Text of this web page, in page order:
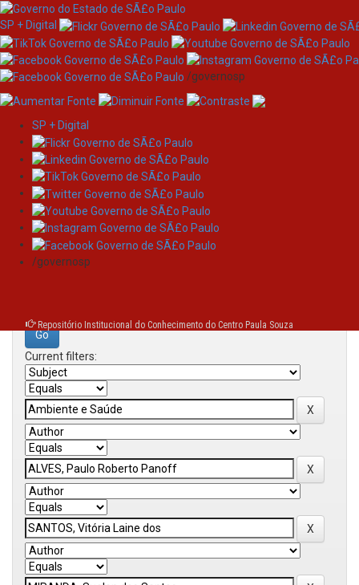
Skip
navigation
SP + Digital
/governosp
SP + Digital
/governosp
Repositório Institucional do Conhecimento do Centro Paula Souza
Search
Search:
Current filters: